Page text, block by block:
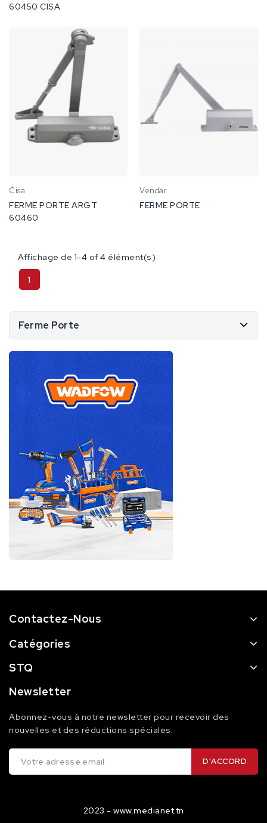
Ferme Porte
60450 CISA
Cisa
FERME PORTE ARGT
60460
Vendar
FERME PORTE
Affichage de 1-4 of 4 élément(s)
1
Contactez-Nous
Catégories
STQ
Newsletter
Abonnez-vous à notre newsletter pour recevoir des
nouvelles et des réductions spéciales.
2023 - www.medianet.tn